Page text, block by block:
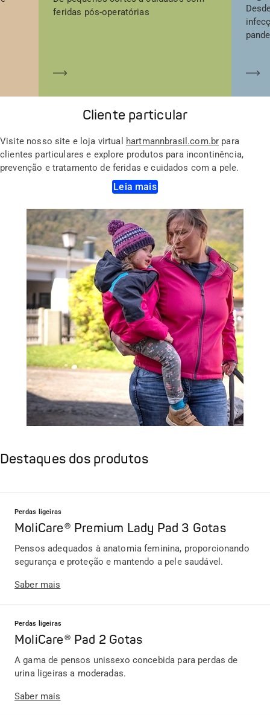
feridas pós-operatórias
Cliente particular
Visite nosso site e loja virtual hartmannbrasil.com.br para
clientes particulares e explore produtos para incontinência,
prevenção e tratamento de feridas e cuidados com a pele.
Leia mais
Destaques dos produtos
Perdas ligeiras
MoliCare® Premium Lady Pad 3 Gotas
Pensos adequados à anatomia feminina, proporcionando
segurança e proteção e mantendo a pele saudável.
Saber mais
Perdas ligeiras
MoliCare® Pad 2 Gotas
A gama de pensos unissexo concebida para perdas de
urina ligeiras a moderadas.
Saber mais